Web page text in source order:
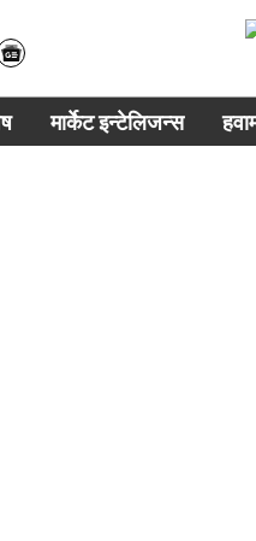
मार्केट इन्टेलिजन्स